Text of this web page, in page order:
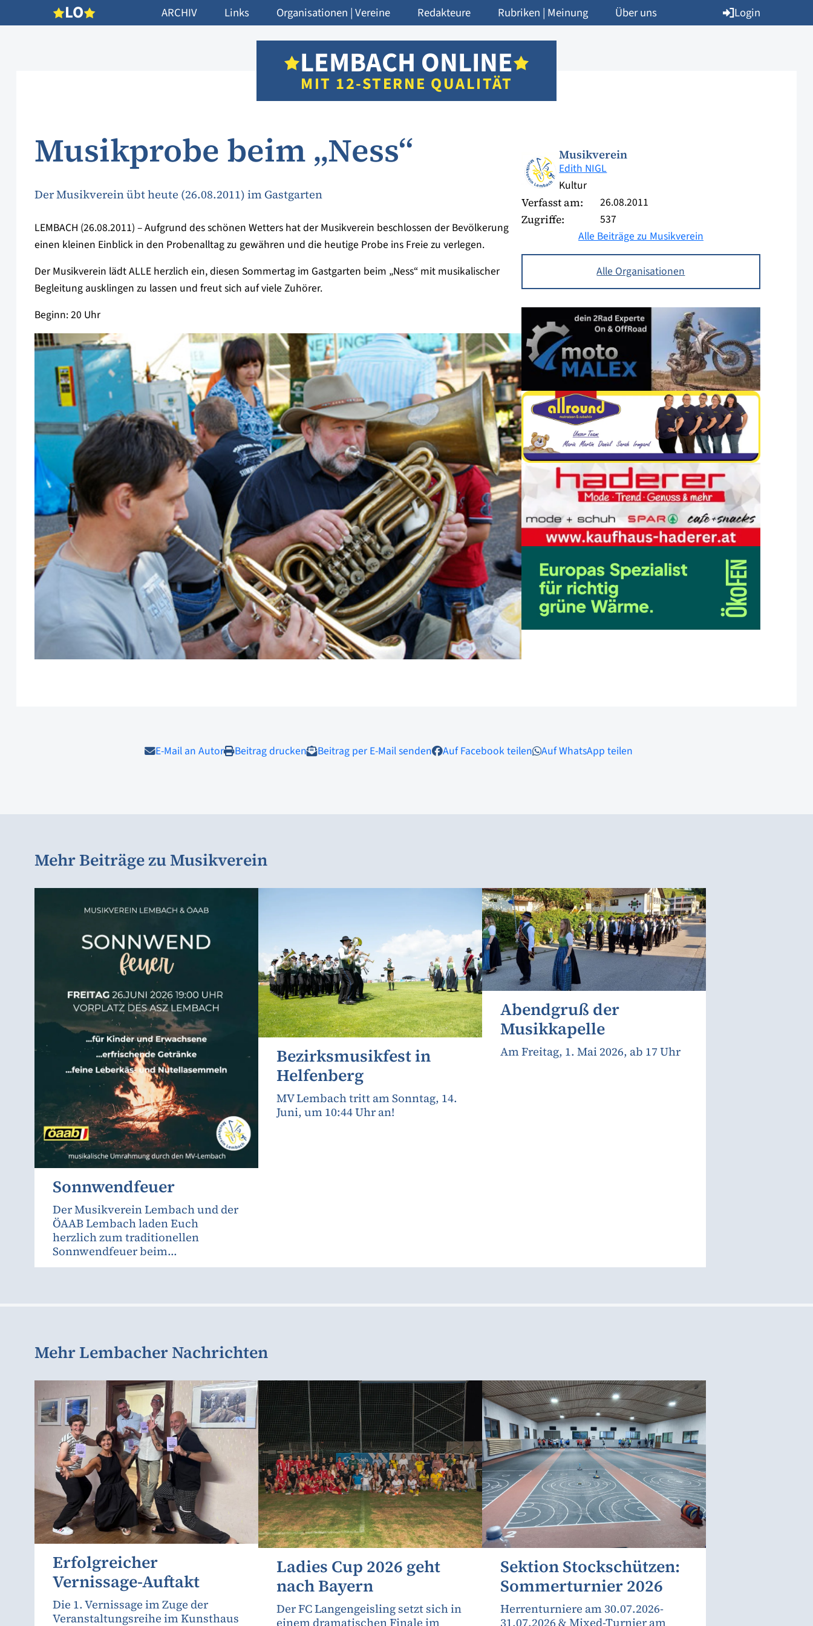
LO ARCHIV Links Organisationen | Vereine Redakteure Rubriken | Meinung Über uns Login
LEMBACH ONLINE
MIT 12-STERNE QUALITÄT
Musikprobe beim „Ness“
Der Musikverein übt heute (26.08.2011) im Gastgarten
LEMBACH (26.08.2011) – Aufgrund des schönen Wetters hat der Musikverein beschlossen der Bevölkerung
einen kleinen Einblick in den Probenalltag zu gewähren und die heutige Probe ins Freie zu verlegen.
Der Musikverein lädt ALLE herzlich ein, diesen Sommertag im Gastgarten beim „Ness“ mit musikalischer
Begleitung ausklingen zu lassen und freut sich auf viele Zuhörer.
Beginn: 20 Uhr
Musikverein
Edith NIGL
Kultur
Verfasst am: 26.08.2011
Zugriffe:
537
Alle Beiträge zu Musikverein
Alle Organisationen
E-Mail an Autor Beitrag drucken Beitrag per E-Mail senden Auf Facebook teilen Auf WhatsApp teilen
Mehr Beiträge zu Musikverein
Sonnwendfeuer
Der Musikverein Lembach und der
ÖAAB Lembach laden Euch
herzlich zum traditionellen
Sonnwendfeuer beim...
Bezirksmusikfest in
Helfenberg
MV Lembach tritt am Sonntag, 14.
Juni, um 10:44 Uhr an!
Abendgruß der
Musikkapelle
Am Freitag, 1. Mai 2026, ab 17 Uhr
Mehr Lembacher Nachrichten
Erfolgreicher
Vernissage-Auftakt
Die 1. Vernissage im Zuge der
Veranstaltungsreihe im Kunsthaus
Ladies Cup 2026 geht
nach Bayern
Der FC Langengeisling setzt sich in
einem dramatischen Finale im
Sektion Stockschützen:
Sommerturnier 2026
Herrenturniere am 30.07.2026-
31.07.2026 & Mixed-Turnier am